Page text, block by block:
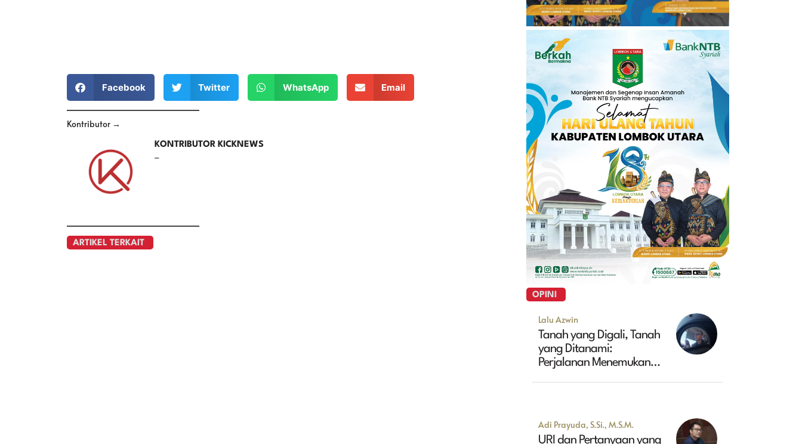
Facebook Twitter WhatsApp Email
Kontributor →
KONTRIBUTOR KICKNEWS
–
ARTIKEL TERKAIT
OPINI
Lalu Azwin
Tanah yang Digali, Tanah
yang Ditanami:
Perjalanan Menemukan
Adi Prayuda, S.Si., M.S.M.
URI dan Pertanyaan yang